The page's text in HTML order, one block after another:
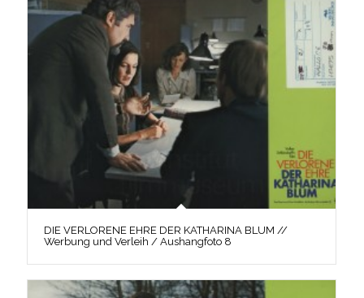
DIE VERLORENE EHRE DER KATHARINA BLUM //
Werbung und Verleih / Aushangfoto 8